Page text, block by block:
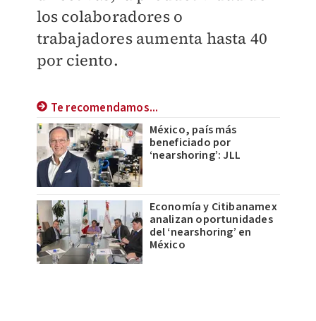
los colaboradores o
trabajadores aumenta hasta 40
por ciento.
Te recomendamos...
México, país más
beneficiado por
‘nearshoring’: JLL
Economía y Citibanamex
analizan oportunidades
del ‘nearshoring’ en
México